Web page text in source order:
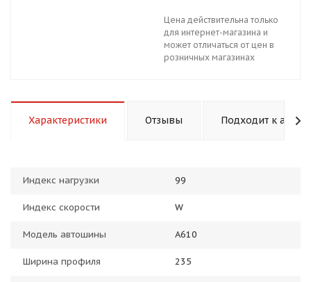
Цена действительна только
для интернет-магазина и
может отличаться от цен в
розничных магазинах
Характеристики Отзывы Подходит к авто
Индекс нагрузки 99
Индекс скорости W
Модель автошины A610
Ширина профиля 235